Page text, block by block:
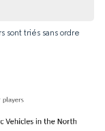
sont triés sans ordre